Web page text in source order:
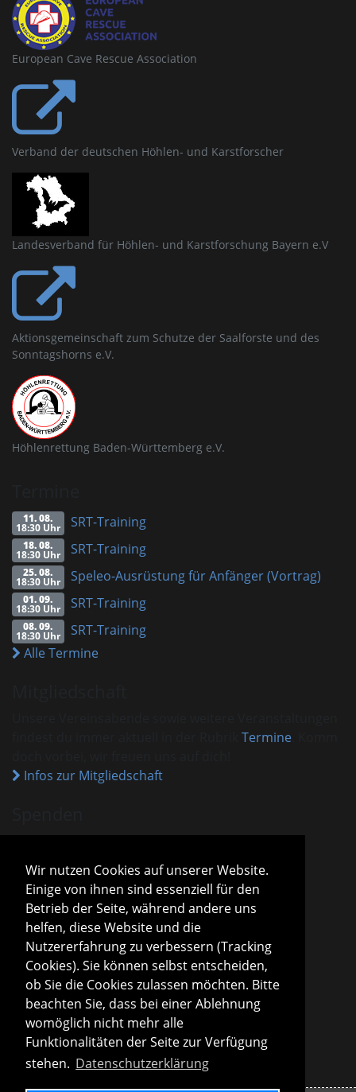
Wir nutzen Cookies auf unserer Website.
Einige von ihnen sind essenziell für den
Betrieb der Seite, während andere uns
helfen, diese Website und die
Nutzererfahrung zu verbessern (Tracking
Cookies). Sie können selbst entscheiden,
ob Sie die Cookies zulassen möchten. Bitte
beachten Sie, dass bei einer Ablehnung
womöglich nicht mehr alle
Funktionalitäten der Seite zur Verfügung
stehen. Datenschutzerklärung
European Cave Rescue Association
Verband der deutschen Höhlen- und Karstforscher
Landesverband für Höhlen- und Karstforschung Bayern e.V
Aktionsgemeinschaft zum Schutze der Saalforste und des
Sonntagshorns e.V.
Höhlenrettung Baden-Württemberg e.V.
11. 08.
18:30 Uhr SRT-Training
18. 08.
18:30 Uhr SRT-Training
25. 08.
18:30 Uhr Speleo-Ausrüstung für Anfänger (Vortrag)
01. 09.
18:30 Uhr SRT-Training
08. 09.
18:30 Uhr
SRT-Training
Alle Termine
Termine
Infos zur Mitgliedschaft
VHM ist als gemeinnützig anerkannt.
Spenden und Beiträge sind mit dem aktuellen
Freistellungsbescheid steuerlich absetzbar.
Sparda-Bank München
IBAN
DE13 7009 0500 0001 2800 15
GENODEF1S04
Infos zu Spenden
Vorstand
Roland Konopac
Erster Vorsitzender des Vorstandes
Martina Lachmuth
Zweite Vorsitzende des Vorstandes
Infos zur Vereinsleitung